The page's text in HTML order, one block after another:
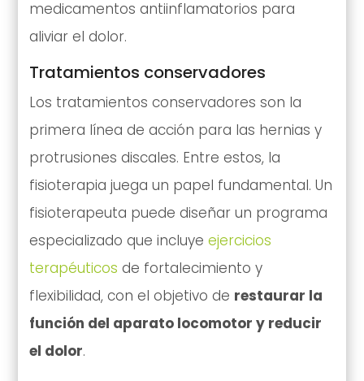
medicamentos antiinflamatorios para
aliviar el dolor.
Tratamientos conservadores
Los tratamientos conservadores son la
primera línea de acción para las hernias y
protrusiones discales. Entre estos, la
fisioterapia juega un papel fundamental. Un
fisioterapeuta puede diseñar un programa
especializado que incluye ejercicios
terapéuticos de fortalecimiento y
flexibilidad, con el objetivo de restaurar la
función del aparato locomotor y reducir
el dolor.